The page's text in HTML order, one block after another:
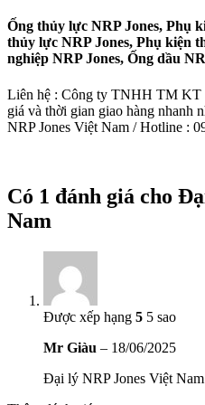
Ống thủy lực NRP Jones, Phụ
thủy lực NRP Jones, Phụ kiện
nghiệp NRP Jones, Ống dầu
Liên hệ : Công ty TNHH TM KT
giá và thời gian giao hàng nhanh
NRP Jones Việt Nam / Hotline :
Có 1 đánh giá cho
Nam
Được xếp hạng 5 5 sao
Mr Giàu – 18/06/2025
Đại lý NRP Jones Việt Nam